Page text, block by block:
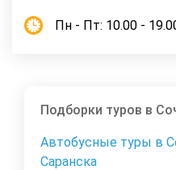
Пн - Пт: 10.00 -
Подборки туров в
Автобусные туры в
Саранска